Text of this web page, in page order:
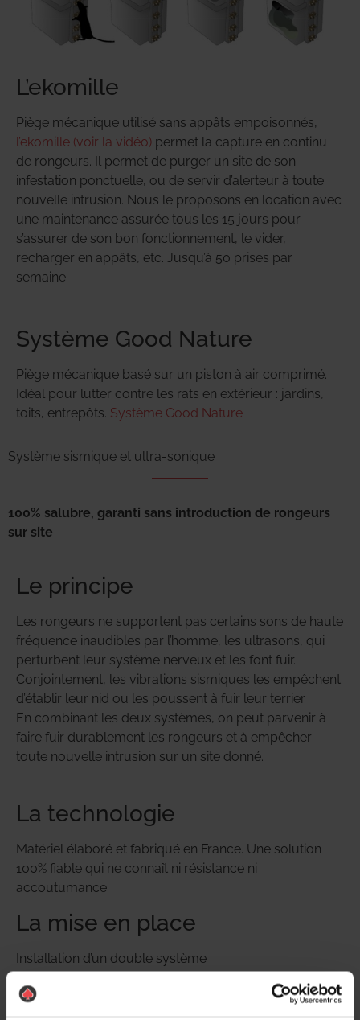
L’ekomille
Piège mécanique utilisé sans appâts empoisonnés,
l’ekomille (voir la vidéo) permet la capture en continu
de rongeurs. Il permet de purger un site de son
infestation ponctuelle, ou de servir d’alerteur à toute
nouvelle intrusion. Nous le proposons en location avec
une maintenance assurée tous les 15 jours pour
s’assurer de son bon fonctionnement, le vider,
recharger en appâts, etc. Jusqu’à 50 prises par
semaine.
Système Good Nature
Piège mécanique basé sur un piston à air comprimé.
Idéal pour lutter contre les rats en extérieur : jardins,
toits, entrepôts. Système Good Nature
Système sismique et ultra-sonique
100% salubre, garanti sans introduction de rongeurs
sur site
Le principe
Les rongeurs ne supportent pas certains sons de haute
fréquence inaudibles par l’homme, les ultrasons, qui
perturbent leur système nerveux et les font fuir.
Conjointement, les vibrations sismiques les empêchent
d’établir leur nid ou les poussent à fuir leur terrier.
En combinant les deux systèmes, on peut parvenir à
faire fuir durablement les rongeurs et à empêcher
toute nouvelle intrusion sur un site donné.
La technologie
Matériel élaboré et fabriqué en France. Une solution
100% fiable qui ne connaît ni résistance ni
accoutumance.
La mise en place
Installation d’un double système :
des ultra-sons dans les faux-plafonds qui